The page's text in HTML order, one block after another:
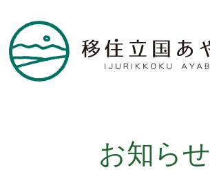
お知らせ